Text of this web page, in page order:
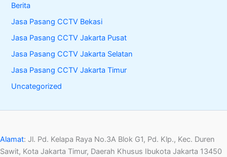
Berita
Jasa Pasang CCTV Bekasi
Jasa Pasang CCTV Jakarta Pusat
Jasa Pasang CCTV Jakarta Selatan
Jasa Pasang CCTV Jakarta Timur
Uncategorized
Alamat: Jl. Pd. Kelapa Raya No.3A Blok G1, Pd. Klp., Kec. Duren
Sawit, Kota Jakarta Timur, Daerah Khusus Ibukota Jakarta 13450